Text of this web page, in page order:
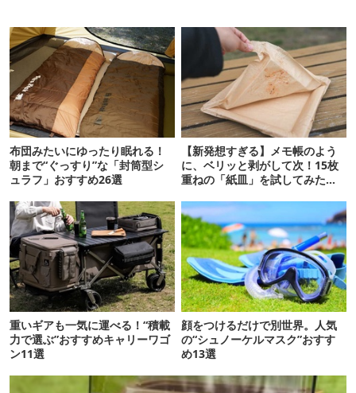
布団みたいにゆったり眠れる！
朝まで“ぐっすり”な「封筒型シ
ュラフ」おすすめ26選
【新発想すぎる】メモ帳のよう
に、ベリッと剥がして次！15枚
重ねの「紙皿」を試してみた
重いギアも一気に運べる！“積載
力で選ぶ”おすすめキャリーワゴ
ン11選
顔をつけるだけで別世界。人気
の“シュノーケルマスク”おすす
め13選